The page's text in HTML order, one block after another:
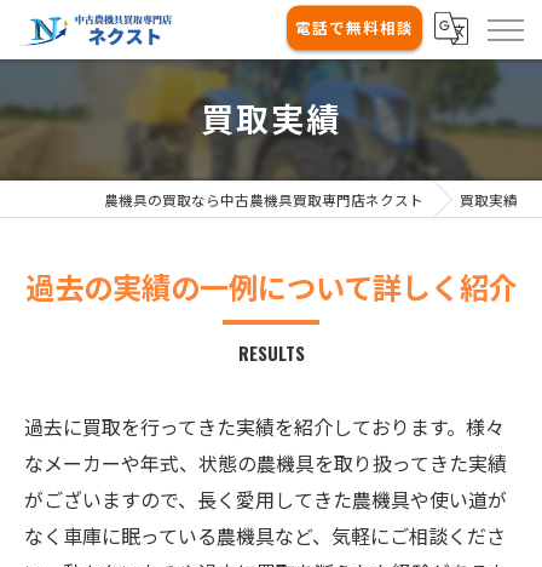
電話で無料相談
買取実績
農機具の買取なら中古農機具買取専門店ネクスト 買取実績
過去の実績の一例について詳しく紹介
RESULTS
過去に買取を行ってきた実績を紹介しております。様々
なメーカーや年式、状態の農機具を取り扱ってきた実績
がございますので、長く愛用してきた農機具や使い道が
なく車庫に眠っている農機具など、気軽にご相談くださ